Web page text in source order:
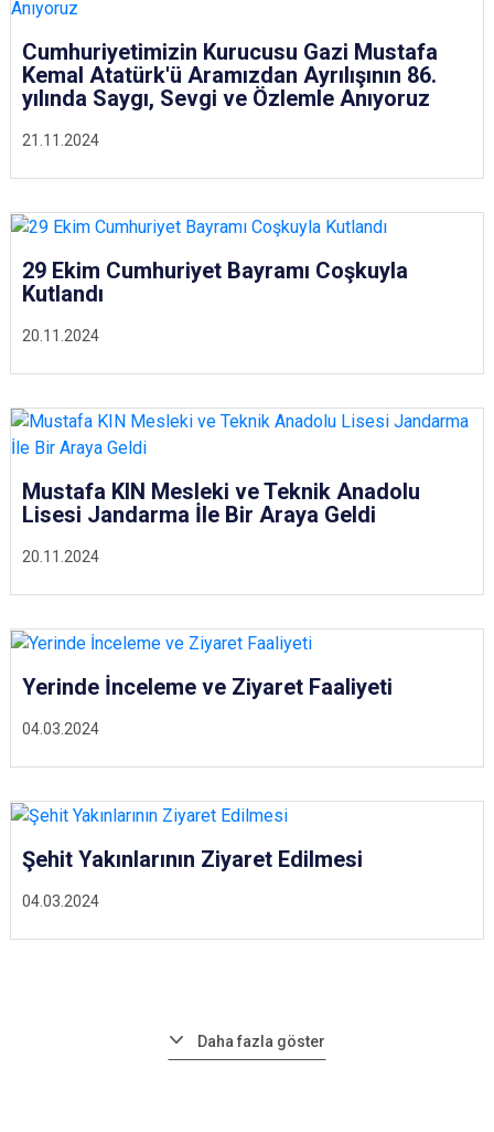
21.11.2024
Cumhuriyetimizin Kurucusu Gazi Mustafa
Kemal Atatürk'ü Aramızdan Ayrılışının 86.
yılında Saygı, Sevgi ve Özlemle Anıyoruz
20.11.2024
29 Ekim Cumhuriyet Bayramı Coşkuyla
Kutlandı
20.11.2024
Mustafa KIN Mesleki ve Teknik Anadolu
Lisesi Jandarma İle Bir Araya Geldi
04.03.2024
Yerinde İnceleme ve Ziyaret Faaliyeti
04.03.2024
Şehit Yakınlarının Ziyaret Edilmesi
Daha fazla göster